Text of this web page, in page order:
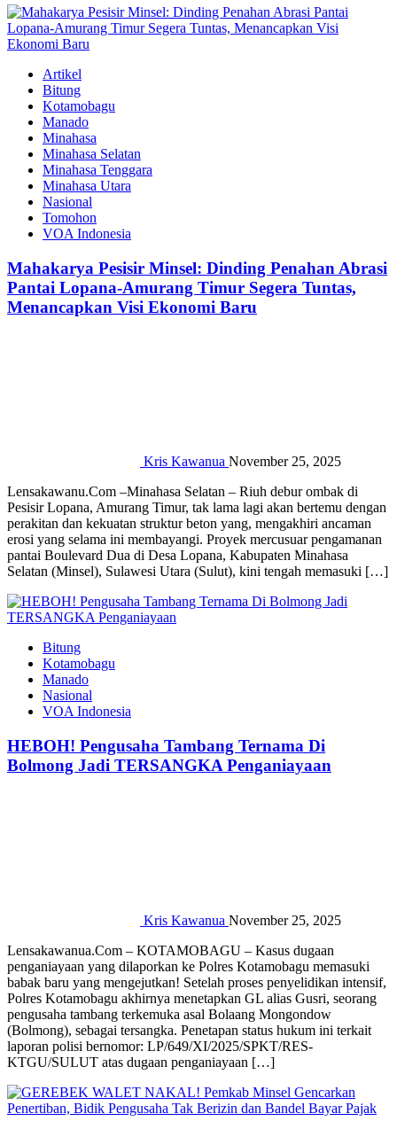
Artikel
Bitung
Kotamobagu
Manado
Minahasa
Minahasa Selatan
Minahasa Tenggara
Minahasa Utara
Nasional
Tomohon
VOA Indonesia
Mahakarya Pesisir Minsel: Dinding Penahan Abrasi
Pantai Lopana-Amurang Timur Segera Tuntas,
Menancapkan Visi Ekonomi Baru
Kris Kawanua November 25, 2025
Lensakawanu.Com –Minahasa Selatan – Riuh debur ombak di
Pesisir Lopana, Amurang Timur, tak lama lagi akan bertemu dengan
perakitan dan kekuatan struktur beton yang, mengakhiri ancaman
erosi yang selama ini membayangi. Proyek mercusuar pengamanan
pantai Boulevard Dua di Desa Lopana, Kabupaten Minahasa
Selatan (Minsel), Sulawesi Utara (Sulut), kini tengah memasuki […]
Bitung
Kotamobagu
Manado
Nasional
VOA Indonesia
HEBOH! Pengusaha Tambang Ternama Di
Bolmong Jadi TERSANGKA Penganiayaan
Kris Kawanua November 25, 2025
Lensakawanua.Com – ‎‎KOTAMOBAGU – Kasus dugaan
penganiayaan yang dilaporkan ke Polres Kotamobagu memasuki
babak baru yang mengejutkan! Setelah proses penyelidikan intensif,
Polres Kotamobagu akhirnya menetapkan GL alias Gusri, seorang
pengusaha tambang terkemuka asal Bolaang Mongondow
(Bolmong), sebagai tersangka. ‎‎Penetapan status hukum ini terkait
laporan polisi bernomor: LP/649/XI/2025/SPKT/RES-
KTGU/SULUT atas dugaan penganiayaan […]